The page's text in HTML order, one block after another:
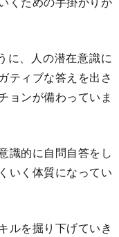
に、人の潜在意識に
ティブな答えを出さ
ョンが備わっていま
識的に自問自答をし
いく体質になってい
ルを掘り下げていき